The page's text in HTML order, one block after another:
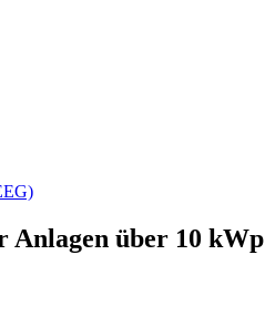
Anlagen über 10 kWp